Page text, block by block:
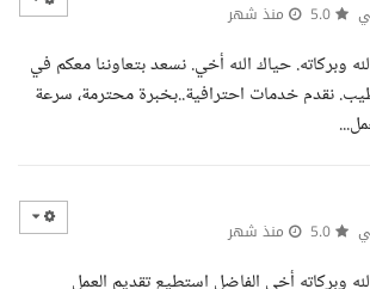
منذ شهر
وبركاته. حياك الله أخي. نسعد بتعاوننا معكم في
نقدم خدمات احترافية..بخبرة محترمة، سرعة
منذ شهر
وبركاته أخي الفاضل استطيع تقديم العمل